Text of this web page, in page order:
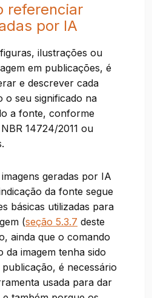
referenciar
por IA
ilustrações ou
em publicações, é
e descrever cada
o seu significado na
a fonte, conforme
14724/2011 ou
geradas por IA
da fonte segue
básicas utilizadas para
(seção 5.3.7 deste
ainda que o comando
da imagem tenha sido
é necessário
usada para dar